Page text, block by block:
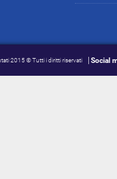
2015 © Tutti i diritti riservati Social